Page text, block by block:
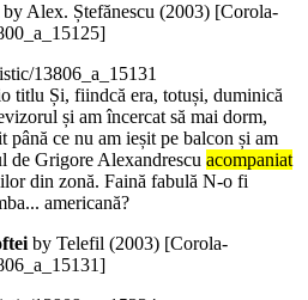
by Alex. Ștefănescu (2003) [Corola-
13806_a_15131
titlu Și, fiindcă era, totuși, duminică
și am încercat să mai dorm,
până ce nu am ieșit pe balcon și am
de Grigore Alexandrescu acompaniat
din zonă. Faină fabulă N-o fi
americană?
by Telefil (2003) [Corola-